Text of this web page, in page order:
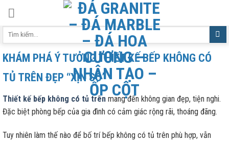
content
KHÁM PHÁ Ý TƯỞNG THIẾT KẾ BẾP KHÔNG CÓ
TỦ TRÊN ĐẸP “XỊN SÒ”
Thiết kế bếp không có tủ trên mang đến không gian đẹp, tiện nghi.
Đặc biệt phòng bếp của gia đình có cảm giác rộng rãi, thoáng đãng.
Tuy nhiên làm thế nào để bố trí bếp không có tủ trên phù hợp, vẫn